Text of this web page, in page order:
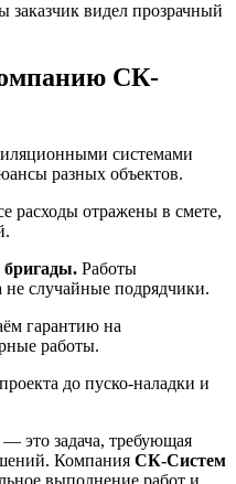
заказчик видел прозрачный
СК-
системами
разных объектов.
расходы отражены в смете,
Работы
случайные подрядчики.
гарантию на
работы.
до пуско-наладки и
— это задача, требующая
Компания СК-Систем
выполнение работ и